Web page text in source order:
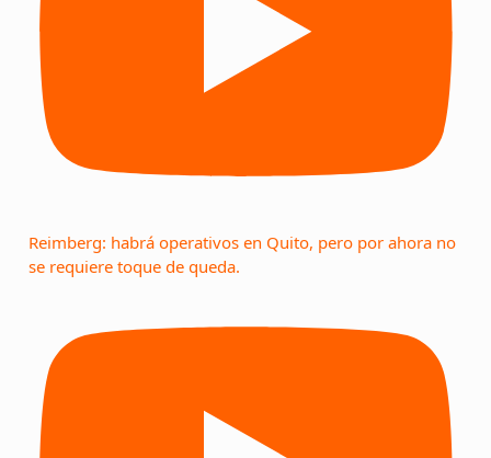
Reimberg: habrá operativos en Quito, pero por ahora no
se requiere toque de queda.